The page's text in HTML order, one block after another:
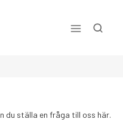
du ställa en fråga till oss här.